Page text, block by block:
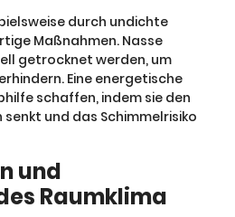
durch undichte
Maßnahmen. Nasse
getrocknet werden, um
Eine energetische
schaffen, indem sie den
und das Schimmelrisiko
und
Raumklima